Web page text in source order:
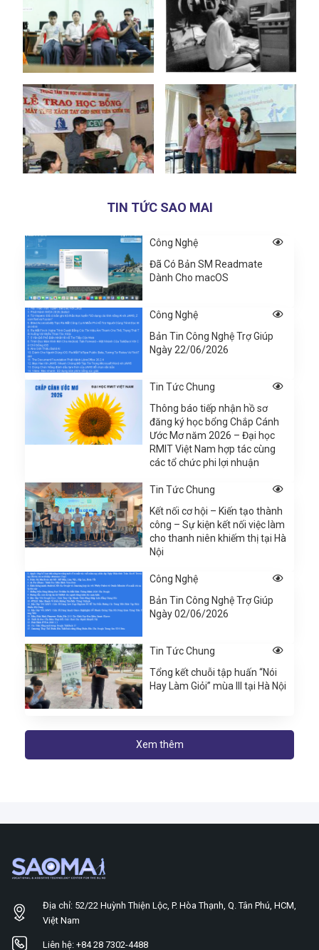
TIN TỨC SAO MAI
Công Nghệ
Đã Có Bản SM Readmate
Dành Cho macOS
Công Nghệ
Bản Tin Công Nghệ Trợ Giúp
Ngày 22/06/2026
Tin Tức Chung
Thông báo tiếp nhận hồ sơ
đăng ký học bổng Chắp Cánh
Ước Mơ năm 2026 – Đại học
RMIT Việt Nam hợp tác cùng
các tổ chức phi lợi nhuận
Tin Tức Chung
Kết nối cơ hội – Kiến tạo thành
công – Sự kiện kết nối việc làm
cho thanh niên khiếm thị tại Hà
Nội
Công Nghệ
Bản Tin Công Nghệ Trợ Giúp
Ngày 02/06/2026
Tin Tức Chung
Tổng kết chuỗi tập huấn “Nói
Hay Làm Giỏi” mùa III tại Hà Nội
Xem thêm
Địa chỉ: 52/22 Huỳnh Thiện Lộc, P. Hòa Thạnh, Q. Tân Phú, HCM,
Việt Nam
Liên hệ: +84 28 7302-4488